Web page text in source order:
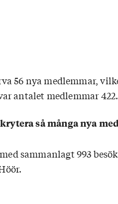
56 nya medlemmar,
antalet medlemmar 422.
så många nya
sammanlagt 993